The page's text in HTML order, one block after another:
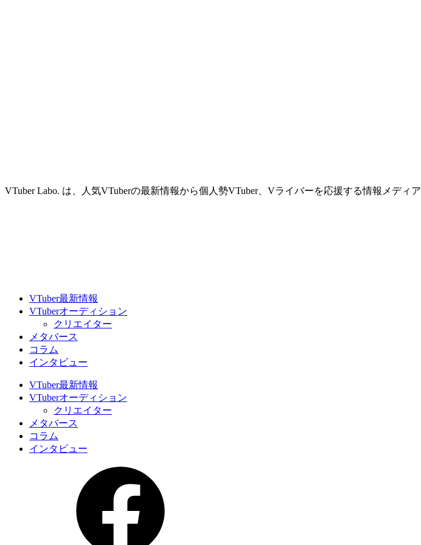
VTuber Labo. は、人気VTuberの最新情報から個人勢VTuber、Vライバーを応援する情報メディア
VTuber最新情報
VTuberオーディション
クリエイター
メタバース
コラム
インタビュー
VTuber最新情報
VTuberオーディション
クリエイター
メタバース
コラム
インタビュー